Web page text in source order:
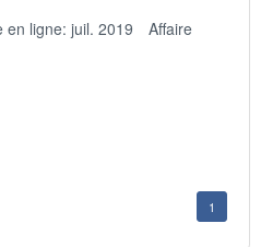
en ligne: juil. 2019
Affaire
1